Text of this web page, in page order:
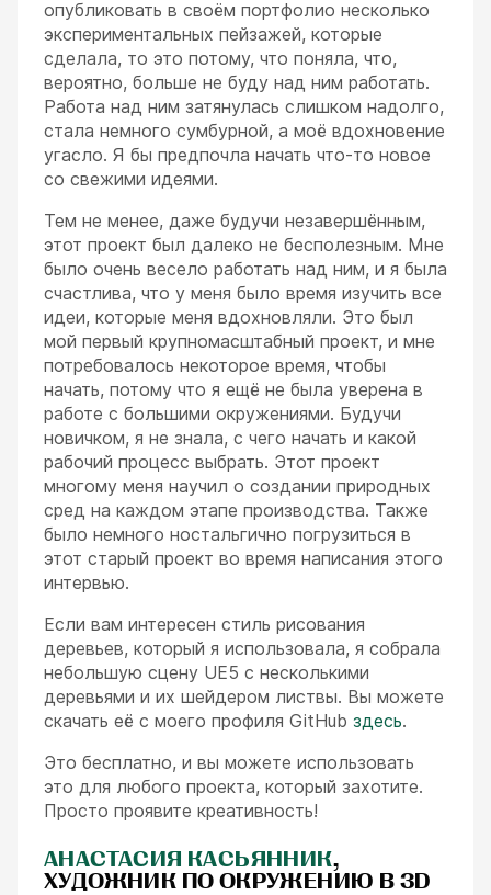
опубликовать в своём портфолио несколько
экспериментальных пейзажей, которые
сделала, то это потому, что поняла, что,
вероятно, больше не буду над ним работать.
Работа над ним затянулась слишком надолго,
стала немного сумбурной, а моё вдохновение
угасло. Я бы предпочла начать что-то новое
со свежими идеями.
Тем не менее, даже будучи незавершённым,
этот проект был далеко не бесполезным. Мне
было очень весело работать над ним, и я была
счастлива, что у меня было время изучить все
идеи, которые меня вдохновляли. Это был
мой первый крупномасштабный проект, и мне
потребовалось некоторое время, чтобы
начать, потому что я ещё не была уверена в
работе с большими окружениями. Будучи
новичком, я не знала, с чего начать и какой
рабочий процесс выбрать. Этот проект
многому меня научил о создании природных
сред на каждом этапе производства. Также
было немного ностальгично погрузиться в
этот старый проект во время написания этого
интервью.
Если вам интересен стиль рисования
деревьев, который я использовала, я собрала
небольшую сцену UE5 с несколькими
деревьями и их шейдером листвы. Вы можете
скачать её с моего профиля GitHub здесь.
Это бесплатно, и вы можете использовать
это для любого проекта, который захотите.
Просто проявите креативность!
АНАСТАСИЯ КАСЬЯННИК,
ХУДОЖНИК ПО ОКРУЖЕНИЮ В 3D